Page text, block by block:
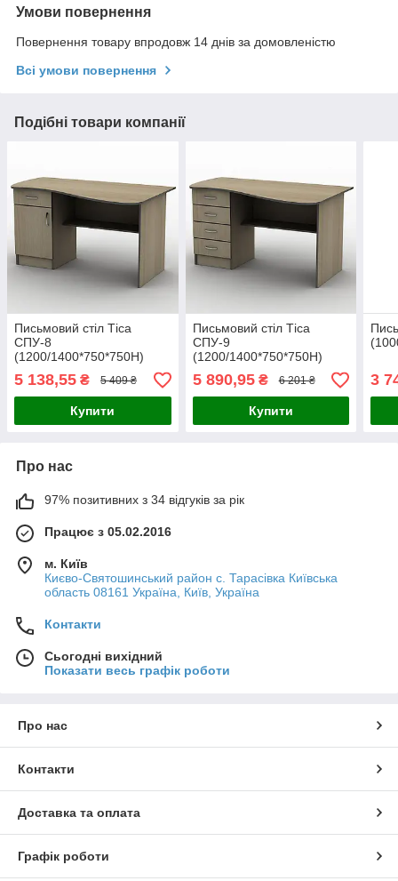
Умови повернення
Повернення товару впродовж 14 днів за домовленістю
Всі умови повернення
Подібні товари компанії
Письмовий стіл Тіса
СПУ-8
(1200/1400*750*750Н)
5 138,55 ₴ 5 409 ₴
Купити
Письмовий стіл Тіса
СПУ-9
(1200/1400*750*750Н)
5 890,95₴ 6 201 ₴
Купити
3
Про нас
97% позитивних з 34 відгуків за рік
Працює з 05.02.2016
м. Київ
Києво-Святошинський район с. Тарасівка Київська
область 08161 Україна, Київ, Україна
Контакти
Сьогодні вихідний
Показати весь графік роботи
Про нас
Контакти
Доставка та оплата
Графік роботи